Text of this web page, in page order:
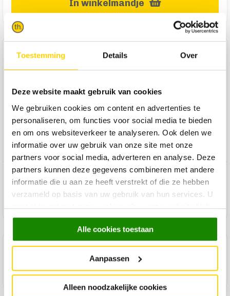
Toestemming Details Over
Deze website maakt gebruik van cookies
We gebruiken cookies om content en advertenties te
personaliseren, om functies voor social media te bieden
en om ons websiteverkeer te analyseren. Ook delen we
informatie over uw gebruik van onze site met onze
partners voor social media, adverteren en analyse. Deze
partners kunnen deze gegevens combineren met andere
informatie die u aan ze heeft verstrekt of die ze hebben
verzameld op basis van uw gebruik van hun services. U
gaat akkoord met onze cookies als u onze website blijft
gebruiken.
Alle cookies toestaan
Aanpassen
Alleen noodzakelijke cookies
In winkelmandje
Product specificaties
Lengte
12 cm
Breedte
12 cm
Productgroep Trendhopper
Woonaccessoires
Product reviews
Maak een winkelafspraak